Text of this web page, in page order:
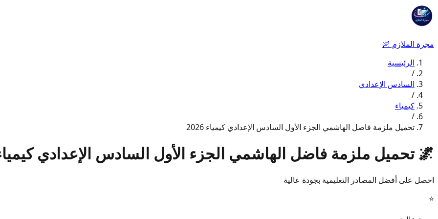
مجرة الملازم 🌌
الرئيسية
/
السادس الإعدادي
/
كيمياء
/
تحميل ملزمة فاضل الهاشمي الجزء الأول السادس الإعدادي كيمياء 2026
🌌 تحميل ملزمة فاضل الهاشمي الجزء الأول السادس الإعدادي كيمياء
احصل على أفضل المصادر التعليمية بجودة عالية
⭐